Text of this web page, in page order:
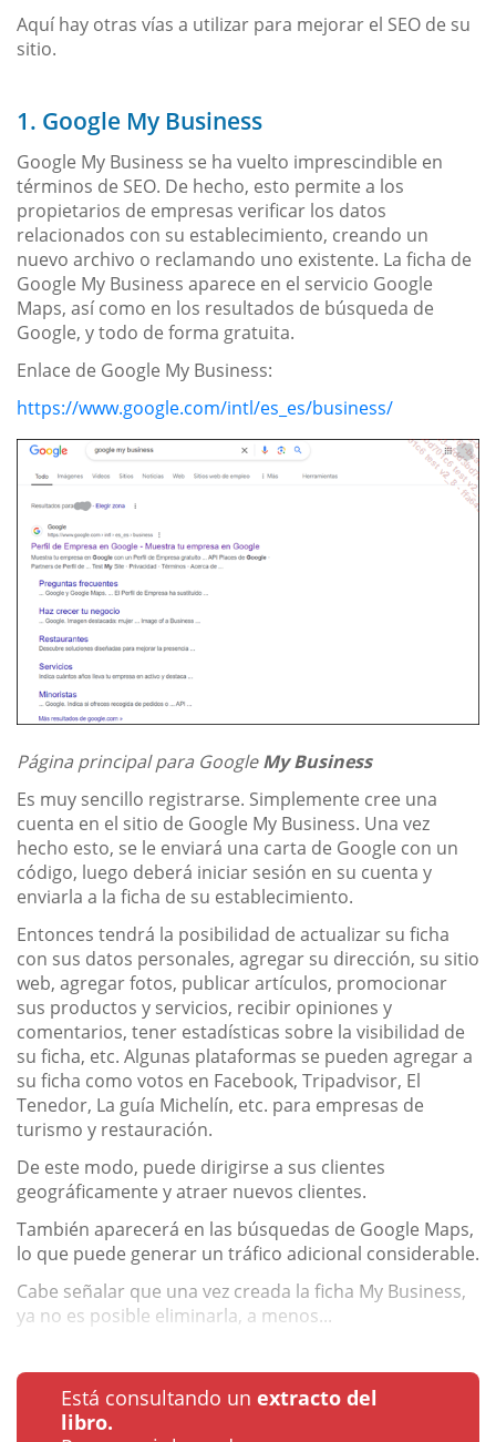
Aquí hay otras vías a utilizar para mejorar el SEO de su
sitio.
1. Google My Business
Google My Business se ha vuelto imprescindible en
términos de SEO. De hecho, esto permite a los
propietarios de empresas verificar los datos
relacionados con su establecimiento, creando un
nuevo archivo o reclamando uno existente. La ficha de
Google My Business aparece en el servicio Google
Maps, así como en los resultados de búsqueda de
Google, y todo de forma gratuita.
Enlace de Google My Business:
https://www.google.com/intl/es_es/business/
Página principal para GoogleMy Business
Es muy sencillo registrarse. Simplemente cree una
cuenta en el sitio de Google My Business. Una vez
hecho esto, se le enviará una carta de Google con un
código, luego deberá iniciar sesión en su cuenta y
enviarla a la ficha de su establecimiento.
Entonces tendrá la posibilidad de actualizar su ficha
con sus datos personales, agregar su dirección, su sitio
web, agregar fotos, publicar artículos, promocionar
sus productos y servicios, recibir opiniones y
comentarios, tener estadísticas sobre la visibilidad de
su ficha, etc. Algunas plataformas se pueden agregar a
su ficha como votos en Facebook, Tripadvisor, El
Tenedor, La guía Michelín, etc. para empresas de
turismo y restauración.
De este modo, puede dirigirse a sus clientes
geográficamente y atraer nuevos clientes.
También aparecerá en las búsquedas de Google Maps,
lo que puede generar un tráfico adicional considerable.
Cabe señalar que una vez creada la ficha My Business,
ya no es posible eliminarla, a menos...
Está consultando un extracto del
libro.